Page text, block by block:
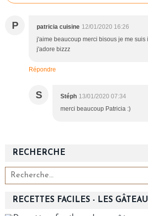
P patricia cuisine 12/01/2020 16:26
j'aime beaucoup merci bisous je me suis
j'adore bizzz
Répondre
S Stéph 13/01/2020 07:34
merci beaucoup Patricia :)
RECHERCHE
RECETTES FACILES - LES